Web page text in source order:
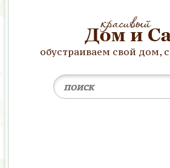
обустраиваем свой дом,